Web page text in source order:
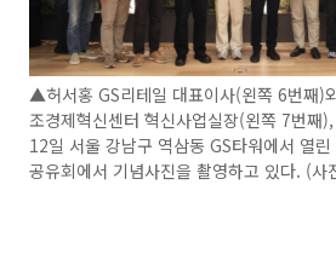
▲허서홍 GS리테일 대표이사(왼쪽 6번째)
조경제혁신센터 혁신사업실장(왼쪽 7번째
12일 서울 강남구 역삼동 GS타워에서 열
공유회에서 기념사진을 촬영하고 있다. (사